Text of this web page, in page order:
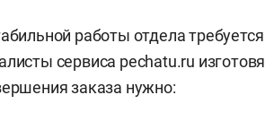
работы отдела
сервиса pechatu.ru
заказа нужно: